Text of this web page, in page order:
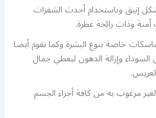
إنيق وباستخدام أحدث الشفرات
أمنة وذات رائحة عطرة.
خاصة بنوع البشرة وكما نقوم أيضا
السوداء وإزالة الدهون ليعطي جمال
مرغوب به من كافة أجزاء الجسم